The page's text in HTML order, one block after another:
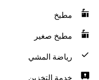
مطبخ
مطبخ صغير
رياضة المشي
خدمة التخزين